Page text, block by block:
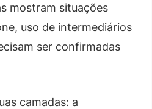
mostram situações
uso de intermediários
ser confirmadas
camadas: a